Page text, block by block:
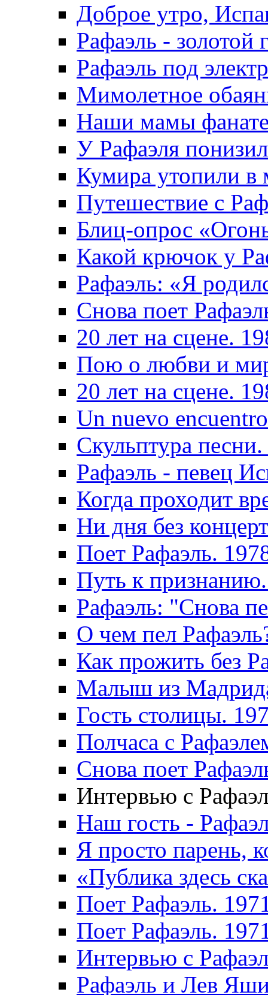
Доброе утро,
Рафаэль - золотой
Рафаэль под
Мимолетное
Наши мамы
У Рафаэля
Кумира утопили в
Путешествие с
Блиц-опрос
Какой крючок у
Рафаэль: «Я
Снова поет
20 лет на сцене.
Пою о любви и
20 лет на сцене.
Un nuevo
Скульптура
Рафаэль - певец
Когда проходит
Ни дня без
Поет Рафаэль.
Путь к
Рафаэль: "Снова
О чем пел
Как прожить без
Малыш из
Гость столицы.
Полчаса с
Снова поет
Интервью с
Наш гость -
Я просто парень,
«Публика здесь
Поет Рафаэль.
Поет Рафаэль.
Интервью с
Рафаэль и Лев